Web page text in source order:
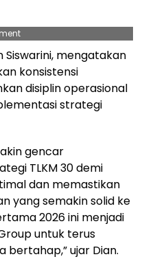
Siswarini, mengatakan
konsistensi
disiplin operasional
strategi
gencar
TLKM 30 demi
dan memastikan
yang semakin solid ke
2026 ini menjadi
untuk terus
bertahap,” ujar Dian.